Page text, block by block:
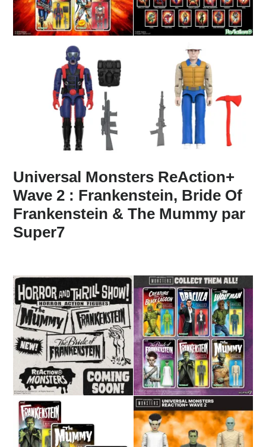
Universal Monsters ReAction+
Wave 2 : Frankenstein, Bride Of
Frankenstein & The Mummy par
Super7